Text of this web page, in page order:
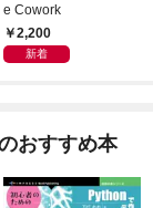
e Cowork
2,200
新着
おすすめ本